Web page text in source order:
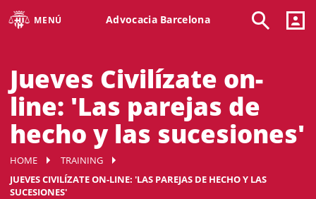
MENÚ Advocacia Barcelona
Jueves Civilízate on-
line: 'Las parejas de
hecho y las sucesiones'
HOME
TRAINING
JUEVES CIVILÍZATE ON-LINE: 'LAS PAREJAS DE HECHO Y LAS
SUCESIONES'